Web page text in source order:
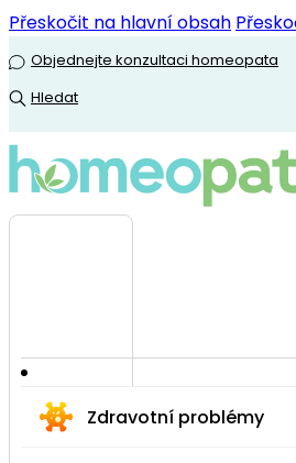
Přeskočit na hlavní obsah
Objednejte konzultaci homeopata
Hledat
Zdravotní problémy